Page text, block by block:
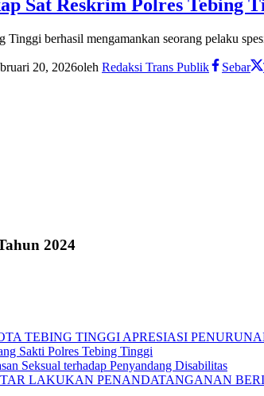
Sat Reskrim Polres Tebing
berhasil mengamankan seorang pelaku
20, 2026oleh Redaksi Trans Publik Sebar
2024
TEBING TINGGI APRESIASI
Sakti Polres Tebing Tinggi
Seksual terhadap Penyandang Disabilitas
LAKUKAN PENANDATANGANAN